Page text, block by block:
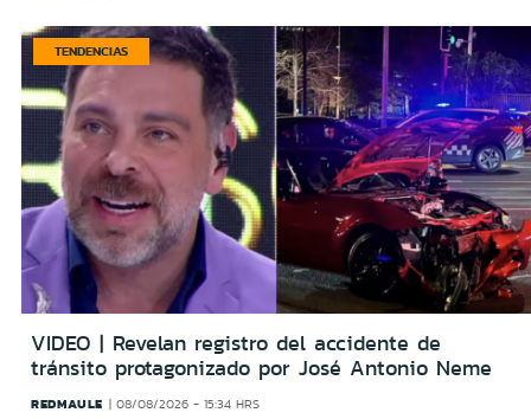
TENDENCIAS
VIDEO | Revelan registro del accidente de
tránsito protagonizado por José Antonio Neme
REDMAULE 08/08/2026 - 15:34 HRS